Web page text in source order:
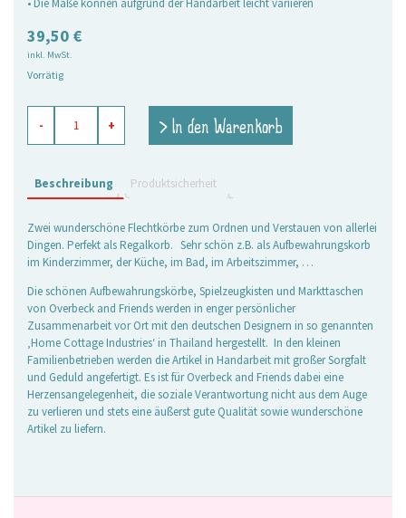
• Die Maße können aufgrund der Handarbeit leicht variieren
39,50 €
inkl. MwSt.
Vorrätig
anthrazit,
2er
Menge
- + > In den Warenkorb
Beschreibung Produktsicherheit
Zwei wunderschöne Flechtkörbe zum Ordnen und Verstauen von allerlei
Dingen. Perfekt als Regalkorb. Sehr schön z.B. als Aufbewahrungskorb
im Kinderzimmer, der Küche, im Bad, im Arbeitszimmer, …
Die schönen Aufbewahrungskörbe, Spielzeugkisten und Markttaschen
von Overbeck and Friends werden in enger persönlicher
Zusammenarbeit vor Ort mit den deutschen Designern in so genannten
‚Home Cottage Industries‘ in Thailand hergestellt. In den kleinen
Familienbetrieben werden die Artikel in Handarbeit mit großer Sorgfalt
und Geduld angefertigt. Es ist für Overbeck and Friends dabei eine
Herzensangelegenheit, die soziale Verantwortung nicht aus dem Auge
zu verlieren und stets eine äußerst gute Qualität sowie wunderschöne
Artikel zu liefern.